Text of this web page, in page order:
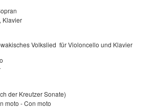
Klavier
Volkslied für Violoncello und Klavier
der Kreutzer Sonate)
moto - Con moto